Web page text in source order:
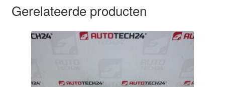
Gerelateerde producten